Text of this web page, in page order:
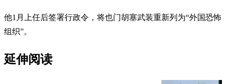
他1月上任后签署行政令，将也门胡塞武装重新列为“外国恐怖
组织”。
延伸阅读